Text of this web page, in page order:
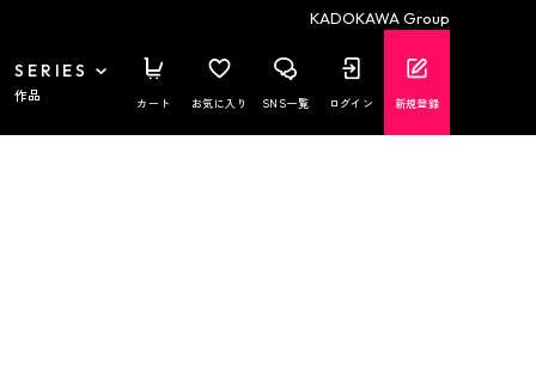
KADOKAWA Group
SERIES
作品 カート お気に入り SNS一覧 ログイン 新規登録